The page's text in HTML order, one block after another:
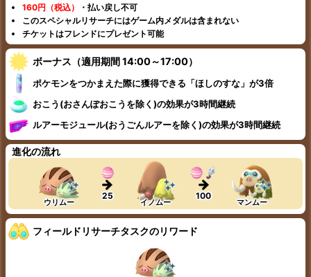
160円（税込）
・払い戻し不可
このスペシャルリサーチにはゲーム内メダルは含まれない
チケットはフレンドにプレゼント可能
ボーナス（適用期間 14:00～17:00）
ポケモンをつかまえた際に獲得できる「ほしのすな」が3倍
おこう(おさんぽおこうを除く)の効果が3時間継続
ルアーモジュール(おうごんルアーを除く)の効果が3時間継続
進化の流れ
ウリムー
25
イノムー
100
マンムー
フィールドリサーチタスクのリワード